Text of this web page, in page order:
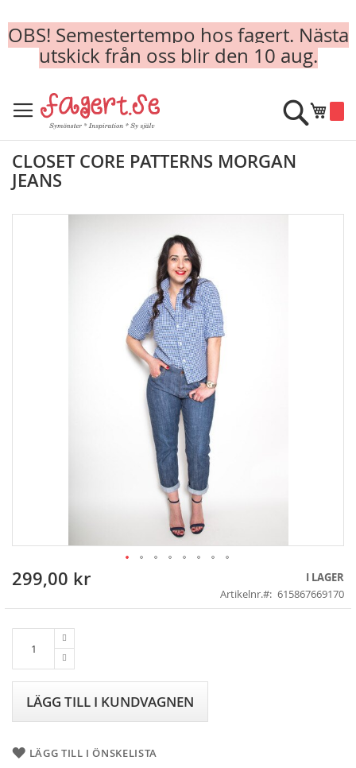
OBS! Semestertempo hos fagert. Nästa
utskick från oss blir den 10 aug.
to
Content
Min
Sök
CLOSET CORE PATTERNS MORGAN
JEANS
Skip
the
299,00 kr
I LAGER
Artikelnr.
615867669170
LÄGG TILL I KUNDVAGNEN
LÄGG TILL I ÖNSKELISTA